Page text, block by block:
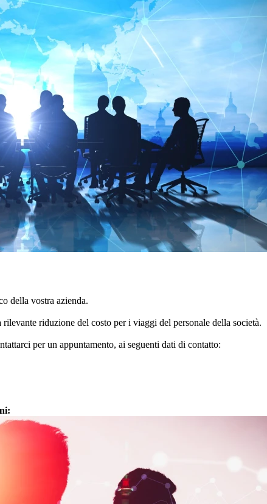
della vostra azienda.
riduzione del costo per i viaggi del personale della società.
per un appuntamento, ai seguenti dati di contatto: